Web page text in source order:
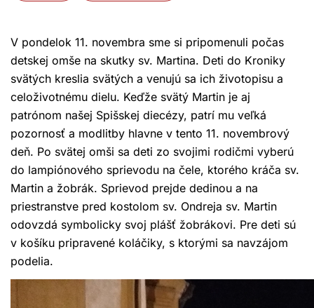
V pondelok 11. novembra sme si pripomenuli počas
detskej omše na skutky sv. Martina. Deti do Kroniky
svätých kreslia svätých a venujú sa ich životopisu a
celoživotnému dielu. Keďže svätý Martin je aj
patrónom našej Spišskej diecézy, patrí mu veľká
pozornosť a modlitby hlavne v tento 11. novembrový
deň. Po svätej omši sa deti zo svojimi rodičmi vyberú
do lampiónového sprievodu na čele, ktorého kráča sv.
Martin a žobrák. Sprievod prejde dedinou a na
priestranstve pred kostolom sv. Ondreja sv. Martin
odovzdá symbolicky svoj plášť žobrákovi. Pre deti sú
v košíku pripravené koláčiky, s ktorými sa navzájom
podelia.